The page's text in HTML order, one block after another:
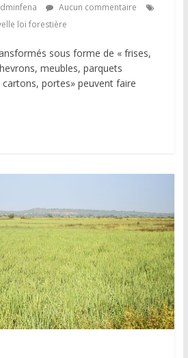
Aucun commentaire
loi forestière
sous forme de « frises,
meubles, parquets
portes» peuvent faire